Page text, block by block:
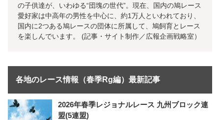
の子供達が、いわゆる“団塊の世代”。現在、国内の鳩レース
愛好家は中高年の男性を中心に、約1万人といわれており、
国内に2つある鳩レースの団体に所属して、鳩飼育とレース
を楽しんでいます。 (記事・サイト制作／広報企画戦略室）
各地のレース情報（春季Rg編）最新記事
2026年春季レジョナルレース 九州ブロック連
盟(5連盟)